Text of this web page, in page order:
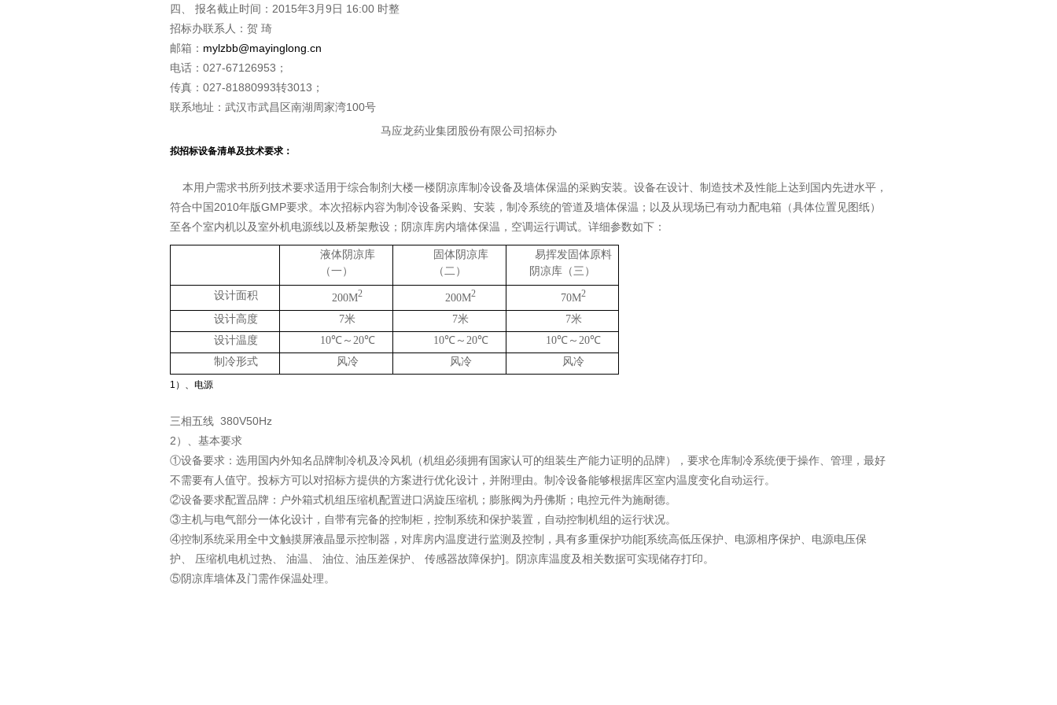
四、 报名截止时间：2015年3月9日 16:00 时整
招标办联系人：贺 琦
邮箱： mylzbb@mayinglong.cn
电话：027-67126953；
传真：027-81880993转3013；
联系地址：武汉市武昌区南湖周家湾100号
马应龙药业集团股份有限公司招标办
拟招标设备清单及技术要求：
本用户需求书所列技术要求适用于综合制剂大楼一楼阴凉库制冷设备及墙体保温的采购安装。设备在设计、制造技术及性能上达到国内先进水平，
符合中国2010年版GMP要求。本次招标内容为制冷设备采购、安装，制冷系统的管道及墙体保温；以及从现场已有动力配电箱（具体位置见图纸）
至各个室内机以及室外机电源线以及桥架敷设；阴凉库房内墙体保温，空调运行调试。详细参数如下：
液体阴凉库
（一）
固体阴凉库
（二）
易挥发固体原料
阴凉库（三）
设计面积 200M2 200M2 70M2
设计高度 7米 7米 7米
设计温度
10℃～ 20℃ 10℃～ 20℃ 10℃ ～ 20℃
制冷形式
风冷 风冷 风冷
1）、电源
三相五线 380V50Hz
2）、基本要求
①设备要求：选用国内外知名品牌制冷机及冷风机（机组必须拥有国家认可的组装生产能力证明的品牌），要求仓库制冷系统便于操作、管理，最好
不需要有人值守。投标方可以对招标方提供的方案进行优化设计，并附理由。制冷设备能够根据库区室内温度变化自动运行。
②设备要求配置品牌：户外箱式机组压缩机配置进口涡旋压缩机；膨胀阀为丹佛斯；电控元件为施耐德。
③主机与电气部分一体化设计，自带有完备的控制柜，控制系统和保护装置，自动控制机组的运行状况。
④控制系统采用全中文触摸屏液晶显示控制器，对库房内温度进行监测及控制，具有多重保护功能[系统高低压保护、电源相序保护、电源电压保
护、 压缩机电机过热、 油温、 油位、油压差保护、 传感器故障保护]。阴凉库温度及相关数据可实现储存打印。
⑤阴凉库墙体及门需作保温处理。